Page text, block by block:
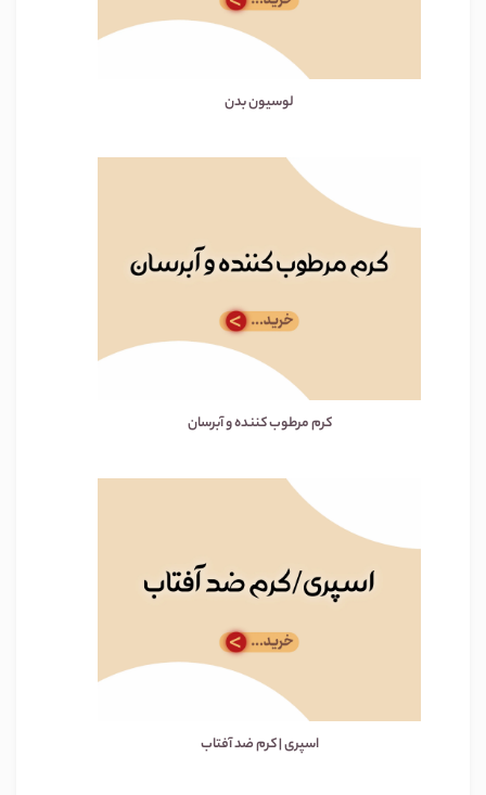
لوسیون بدن
کرم مرطوب کننده و آبرسان
اسپری | کرم ضد آفتاب